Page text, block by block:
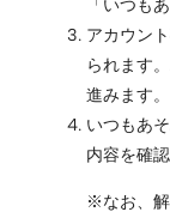
アカウン
られます
進みます。
いつもあ
内容を確
※なお、解